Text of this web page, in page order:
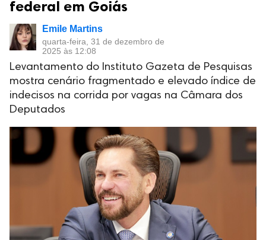
federal em Goiás
Emile Martins
quarta-feira, 31 de dezembro de
2025 às 12:08
Levantamento do Instituto Gazeta de Pesquisas
mostra cenário fragmentado e elevado índice de
indecisos na corrida por vagas na Câmara dos
Deputados